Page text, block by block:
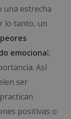
una estrecha
lo tanto, un
emocional,
Así
ser
positivas o